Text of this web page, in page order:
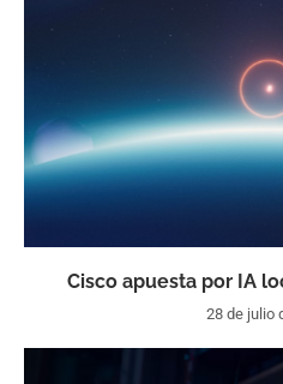
Cisco apuesta por IA
28 de julio